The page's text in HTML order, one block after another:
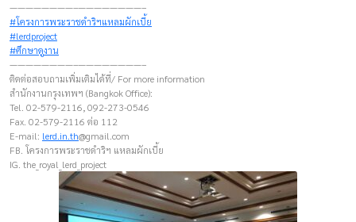
————————–————————–
#โครงการพระราชดำริฯแหลมผักเบี้ย
#lerdproject
#ศึกษาดูงาน
————————–————————–
ติดต่อสอบถามเพิ่มเติมได้ที่/ For more information
สำนักงานกรุงเทพฯ (Bangkok Office):
Tel. 02-579-2116, 092-273-0546
Fax. 02-579-2116 ต่อ 112
E-mail: lerd.in.th@gmail.com
FB. โครงการพระราชดำริฯ แหลมผักเบี้ย
IG. the_royal_lerd_project